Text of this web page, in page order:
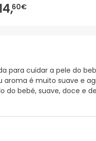
60€
para cuidar a pele do
aroma é muito suave e
do bebé, suave, doce e